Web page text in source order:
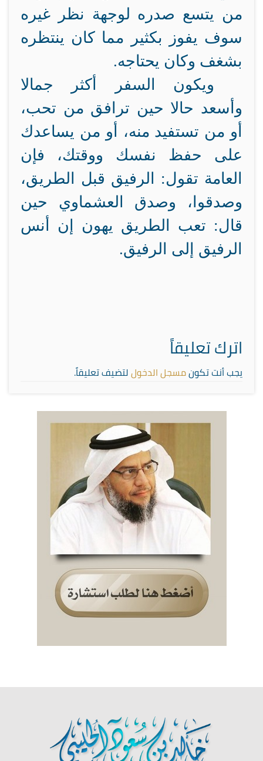
من يتسع صدره لوجهة نظر غيره
سوف يفوز بكثير مما كان ينتظره
بشغف وكان يحتاجه.
ويكون السفر أكثر جمالا
وأسعد حالا حين ترافق من تحب،
أو من تستفيد منه، أو من يساعدك
على حفظ نفسك ووقتك، فإن
العامة تقول: الرفيق قبل الطريق،
وصدقوا، وصدق العشماوي حين
قال: تعب الطريق يهون إن أنس
الرفيق إلى الرفيق.
اترك تعليقاً
يجب أنت تكونمسجل الدخوللتضيف تعليقاً.